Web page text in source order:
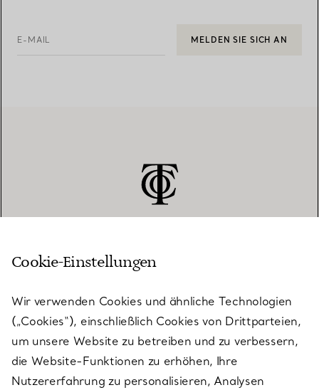
E-MAIL MELDEN SIE SICH AN
KUNDENSERVICE
SERVICES
ÜBER TIFFANY & CO.
Cookie-Einstellungen
Wir verwenden Cookies und ähnliche Technologien
(„Cookies“), einschließlich Cookies von Drittparteien,
um unsere Website zu betreiben und zu verbessern,
die Website-Funktionen zu erhöhen, Ihre
Nutzererfahrung zu personalisieren, Analysen